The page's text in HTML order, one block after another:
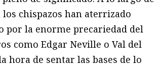
chispazos han aterrizado
por la enorme precariedad del
como Edgar Neville o Val del
hora de sentar las bases de lo